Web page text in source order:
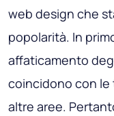
web design che
popolarità. In
affaticamento
coincidono con le
altre aree.